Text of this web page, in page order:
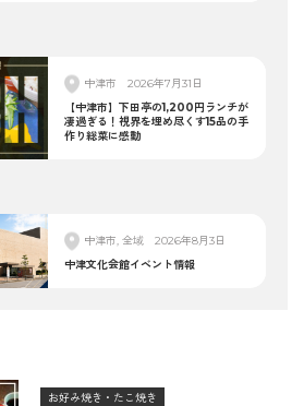
中津市
2026年7月31日
【中津市】下田亭の1,200円ランチが
凄過ぎる！視界を埋め尽くす15品の手
作り総菜に感動
中津市, 全域
2026年8月3日
中津文化会館イベント情報
お好み焼き・たこ焼き